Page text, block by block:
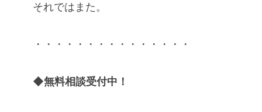
それではまた。
・・・・・・・・・・・・・・・
◆無料相談受付中！